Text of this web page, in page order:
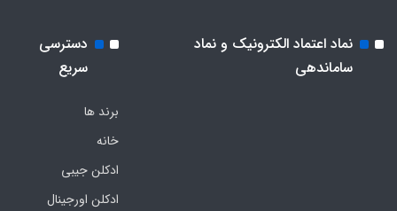
نماد اعتماد الکترونیک و نماد
ساماندهی
دسترسی
سریع
برند ها
خانه
ادکلن جیبی
ادکلن اورجینال